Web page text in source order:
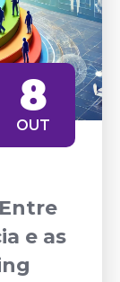
8
OUT
e as